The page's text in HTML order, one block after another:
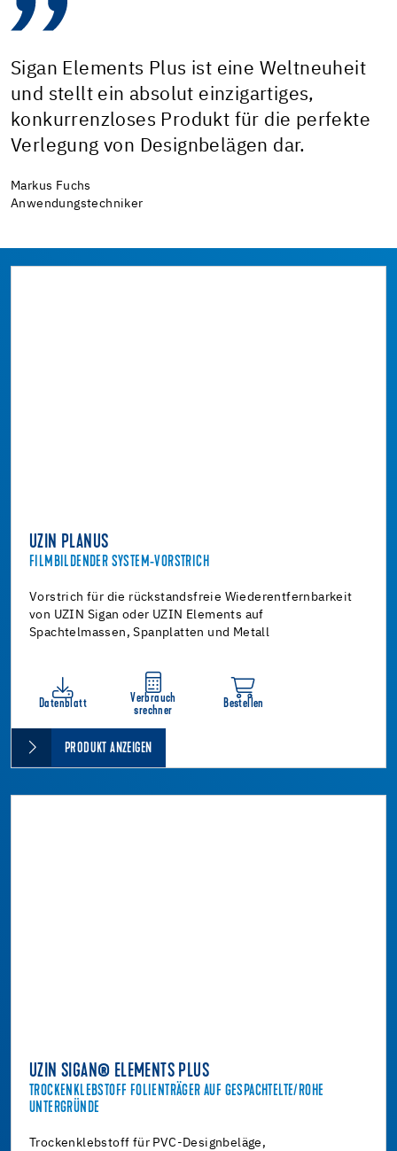
Sigan Elements Plus ist eine Weltneuheit
und stellt ein absolut einzigartiges,
konkurrenzloses Produkt für die perfekte
Verlegung von Designbelägen dar.
Markus Fuchs
Anwendungstechniker
UZIN PLANUS
FILMBILDENDER SYSTEM-VORSTRICH
Vorstrich für die rückstandsfreie Wiederentfernbarkeit
von UZIN Sigan oder UZIN Elements auf
Spachtelmassen, Spanplatten und Metall
Datenblatt
Verbrauch
srechner
Bestellen
PRODUKT ANZEIGEN
UZIN SIGAN® ELEMENTS PLUS
TROCKENKLEBSTOFF FOLIENTRÄGER AUF GESPACHTELTE/ROHE
UNTERGRÜNDE
Trockenklebstoff für PVC-Designbeläge,